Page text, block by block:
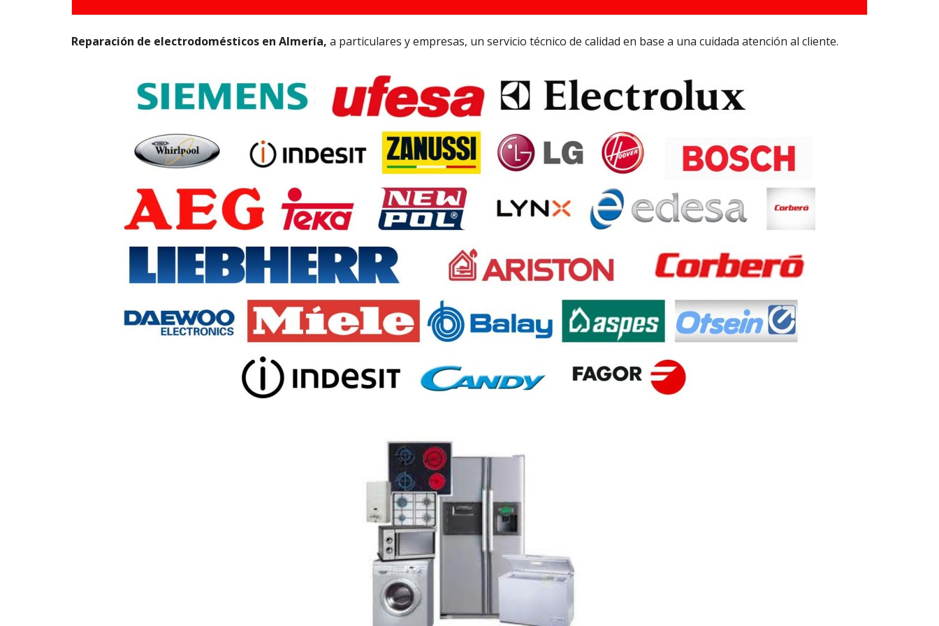
Reparación de electrodomésticos en Almería, a particulares y empresas, un servicio técnico de calidad en base a una cuidada atención al cliente.